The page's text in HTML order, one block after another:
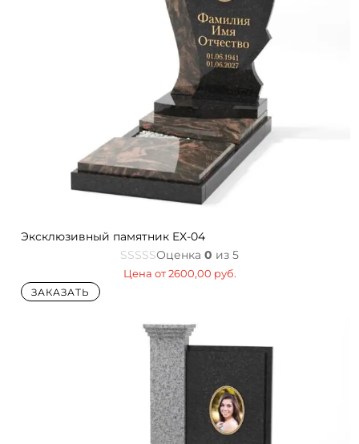
Эксклюзивный памятник EX-04
Оценка 0 из 5
Цена от2600,00 руб.
ЗАКАЗАТЬ